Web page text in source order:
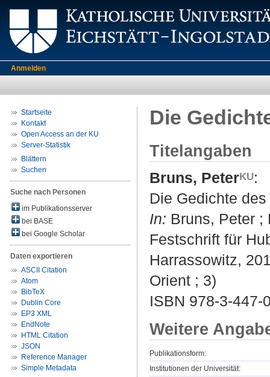
Anmelden
Startseite
Kontakt
Open Access an der KU
Server-Statistik
Blättern
Suchen
Suche nach Personen
im Publikationsserver
bei BASE
bei Google Scholar
Daten exportieren
ASCII Citation
Atom
BibTeX
Dublin Core
EP3 XML
EndNote
HTML Citation
JSON
Reference Manager
Simple Metadata
Die
Titelangaben
Bruns, Peter
:
Die Gedichte
In: Bruns, Peter ;
Festschrift für
Harrassowitz,
Orient ; 3)
ISBN 978-3-447-
Weitere
Publikationsform:
Institutionen der Universität: